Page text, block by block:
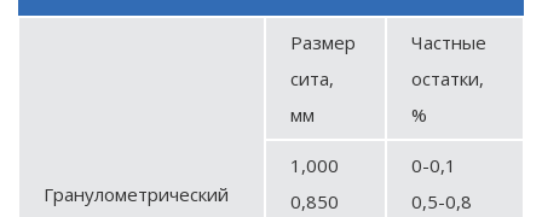
Гранулометрический
Размер
сита,
мм
Частные
остатки,
%
1,000
0,850
0-0,1
0,5-0,8